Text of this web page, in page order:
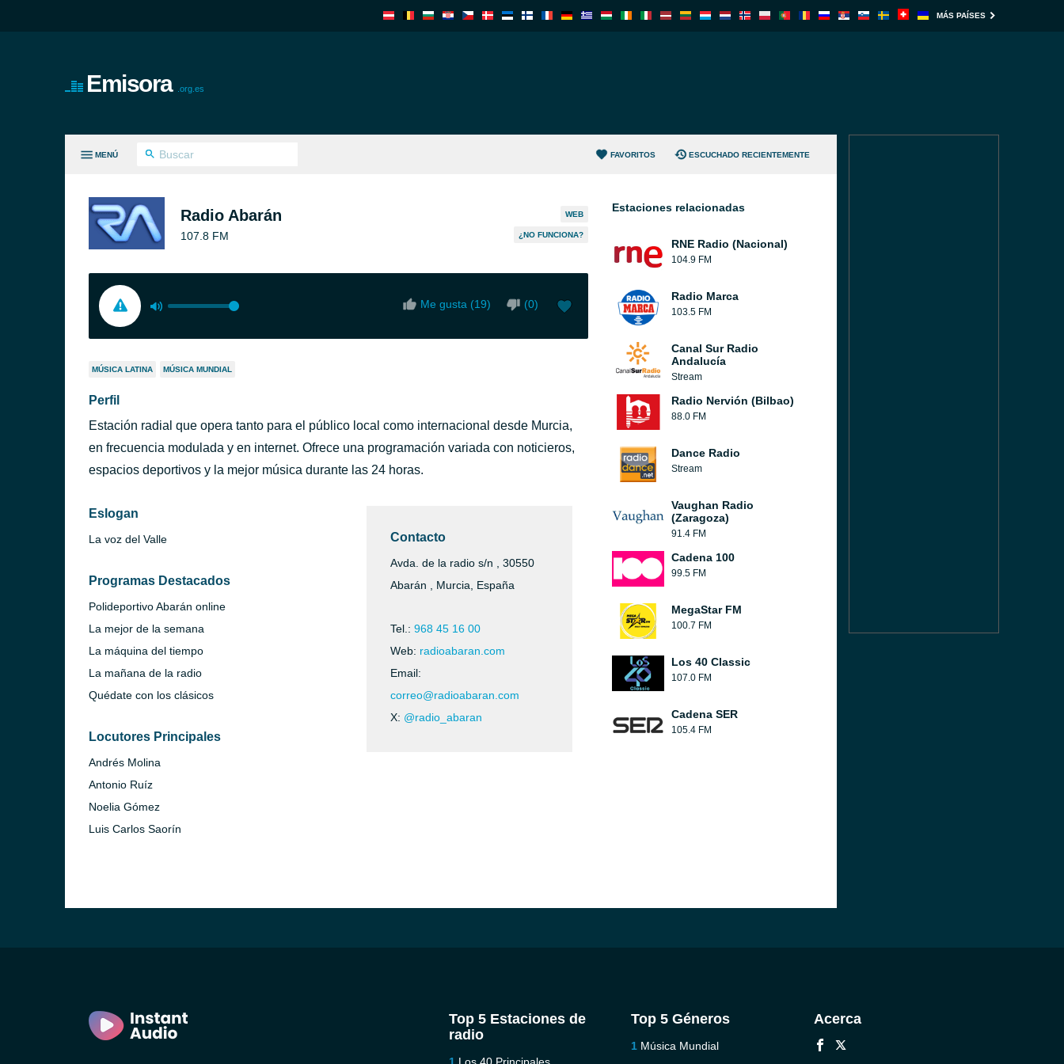
MÁS PAÍSES
Emisora .org.es
MENÚ FAVORITOS ESCUCHADO RECIENTEMENTE
Radio Abarán
107.8 FM
WEB
¿NO FUNCIONA?
Me gusta (19) (0)
MÚSICA LATINA MÚSICA MUNDIAL
Perfil
Estación radial que opera tanto para el público local como internacional desde Murcia,
en frecuencia modulada y en internet. Ofrece una programación variada con noticieros,
espacios deportivos y la mejor música durante las 24 horas.
Eslogan
La voz del Valle
Programas Destacados
Polideportivo Abarán online
La mejor de la semana
La máquina del tiempo
La mañana de la radio
Quédate con los clásicos
Locutores Principales
Andrés Molina
Antonio Ruíz
Noelia Gómez
Luis Carlos Saorín
Contacto
Avda. de la radio s/n , 30550
Abarán , Murcia, España
Tel.: 968 45 16 00
Web: radioabaran.com
Email:
correo@radioabaran.com
X: @radio_abaran
Estaciones relacionadas
RNE Radio (Nacional)
104.9 FM
Radio Marca
103.5 FM
Canal Sur Radio
Andalucía
Stream
Radio Nervión (Bilbao)
88.0 FM
Dance Radio
Stream
Vaughan Radio
(Zaragoza)
91.4 FM
Cadena 100
99.5 FM
MegaStar FM
100.7 FM
Los 40 Classic
107.0 FM
Cadena SER
105.4 FM
Top 5 Estaciones de
radio
Top 5 Géneros
Música Mundial
Acerca